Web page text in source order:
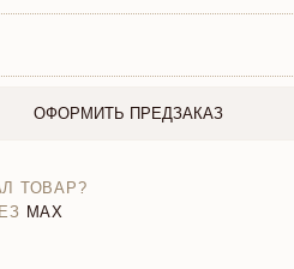
ОФОРМИТЬ ПРЕДЗАКАЗ
ТОВАР?
MAX